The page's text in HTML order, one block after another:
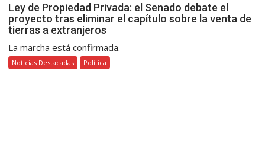
Ley de Propiedad Privada: el Senado debate el
proyecto tras eliminar el capítulo sobre la venta de
tierras a extranjeros
La marcha está confirmada.
Noticias Destacadas Política